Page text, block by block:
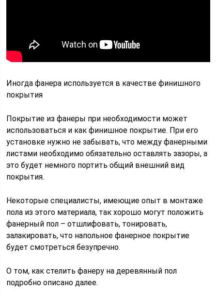
Иногда фанера используется в качестве финишного
покрытия
Покрытие из фанеры при необходимости может
использоваться и как финишное покрытие. При его
установке нужно не забывать, что между фанерными
листами необходимо обязательно оставлять зазоры, а
это будет немного портить общий внешний вид
покрытия.
Некоторые специалисты, имеющие опыт в монтаже
пола из этого материала, так хорошо могут положить
фанерный пол – отшлифовать, тонировать,
залакировать, что напольное фанерное покрытие
будет смотреться безупречно.
О том, как стелить фанеру на деревянный пол
подробно описано далее.